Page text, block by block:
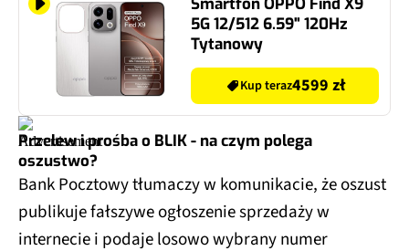
5G 12/512 6.59" 120Hz
Tytanowy
Kup teraz4599 zł
Przelew i prośba o BLIK - na czym polega
oszustwo?
Bank Pocztowy tłumaczy w komunikacie, że oszust
publikuje fałszywe ogłoszenie sprzedaży w
internecie i podaje losowo wybrany numer